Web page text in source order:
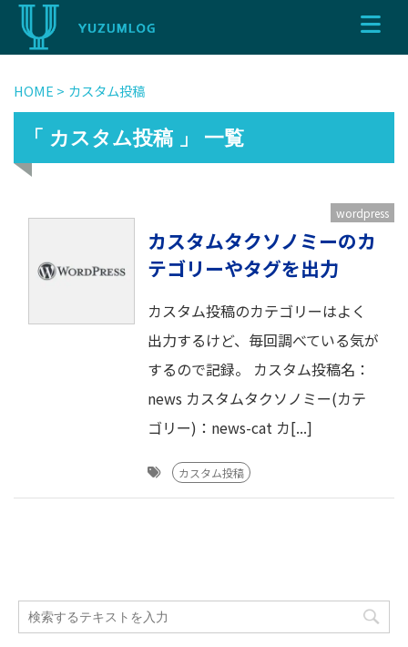
HOME > カスタム投稿
「 カスタム投稿 」 一覧
カスタムタクソノミーのカ
テゴリーやタグを出力
カスタム投稿のカテゴリーはよく
出力するけど、毎回調べている気が
するので記録。 カスタム投稿名：
news カスタムタクソノミー(カテ
ゴリー)：news-cat カ[...]
wordpress
カスタム投稿